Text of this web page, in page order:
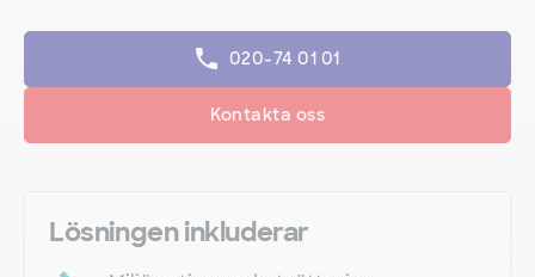
Lösningen inkluderar
020-74 01 01
Kontakta oss